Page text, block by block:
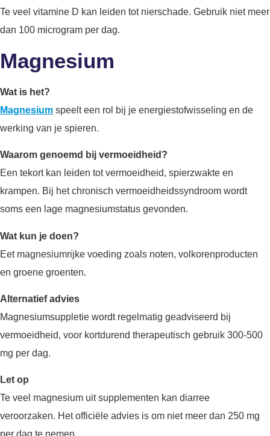
Te veel vitamine D kan leiden tot nierschade. Gebruik niet meer
dan 100 microgram per dag.
Magnesium
Wat is het?
Magnesium speelt een rol bij je energiestofwisseling en de
werking van je spieren.
Waarom genoemd bij vermoeidheid?
Een tekort kan leiden tot vermoeidheid, spierzwakte en
krampen. Bij het chronisch vermoeidheidssyndroom wordt
soms een lage magnesiumstatus gevonden.
Wat kun je doen?
Eet magnesiumrijke voeding zoals noten, volkorenproducten
en groene groenten.
Alternatief advies
Magnesiumsuppletie wordt regelmatig geadviseerd bij
vermoeidheid, voor kortdurend therapeutisch gebruik 300-500
mg per dag.
Let op
Te veel magnesium uit supplementen kan diarree
veroorzaken. Het officiële advies is om niet meer dan 250 mg